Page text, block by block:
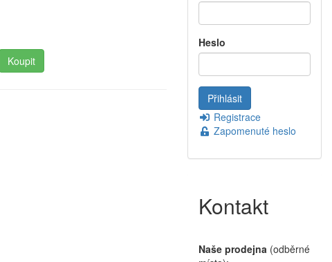
Heslo
Registrace
Zapomenuté heslo
Kontakt
Naše prodejna (odběrné